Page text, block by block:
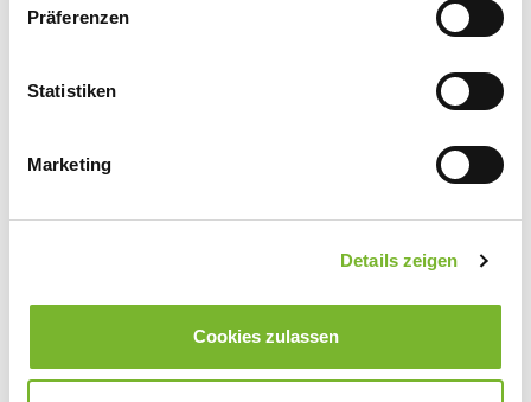
Präferenzen
Statistiken
Marketing
Details zeigen
Cookies zulassen
Anbieter.